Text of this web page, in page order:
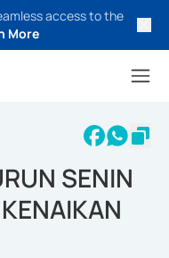
access to the
More
SENIN